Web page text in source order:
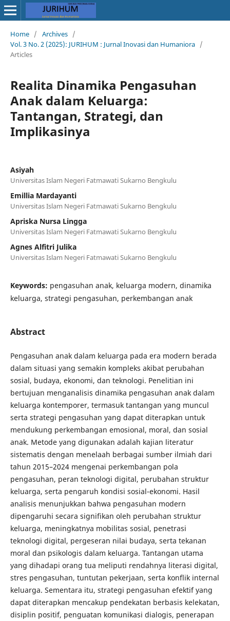
Home / Archives /
Vol. 3 No. 2 (2025): JURIHUM : Jurnal Inovasi dan Humaniora /
Articles
Realita Dinamika Pengasuhan
Anak dalam Keluarga:
Tantangan, Strategi, dan
Implikasinya
Asiyah
Universitas Islam Negeri Fatmawati Sukarno Bengkulu
Emillia Mardayanti
Universitas Islam Negeri Fatmawati Sukarno Bengkulu
Apriska Nursa Lingga
Universitas Islam Negeri Fatmawati Sukarno Bengkulu
Agnes Alfitri Julika
Universitas Islam Negeri Fatmawati Sukarno Bengkulu
Keywords: pengasuhan anak, keluarga modern, dinamika
keluarga, strategi pengasuhan, perkembangan anak
Abstract
Pengasuhan anak dalam keluarga pada era modern berada
dalam situasi yang semakin kompleks akibat perubahan
sosial, budaya, ekonomi, dan teknologi. Penelitian ini
bertujuan menganalisis dinamika pengasuhan anak dalam
keluarga kontemporer, termasuk tantangan yang muncul
serta strategi pengasuhan yang dapat diterapkan untuk
mendukung perkembangan emosional, moral, dan sosial
anak. Metode yang digunakan adalah kajian literatur
sistematis dengan menelaah berbagai sumber ilmiah dari
tahun 2015–2024 mengenai perkembangan pola
pengasuhan, peran teknologi digital, perubahan struktur
keluarga, serta pengaruh kondisi sosial-ekonomi. Hasil
analisis menunjukkan bahwa pengasuhan modern
dipengaruhi secara signifikan oleh perubahan struktur
keluarga, meningkatnya mobilitas sosial, penetrasi
teknologi digital, pergeseran nilai budaya, serta tekanan
moral dan psikologis dalam keluarga. Tantangan utama
yang dihadapi orang tua meliputi rendahnya literasi digital,
stres pengasuhan, tuntutan pekerjaan, serta konflik internal
keluarga. Sementara itu, strategi pengasuhan efektif yang
dapat diterapkan mencakup pendekatan berbasis kelekatan,
disiplin positif, penguatan komunikasi dialogis, penerapan